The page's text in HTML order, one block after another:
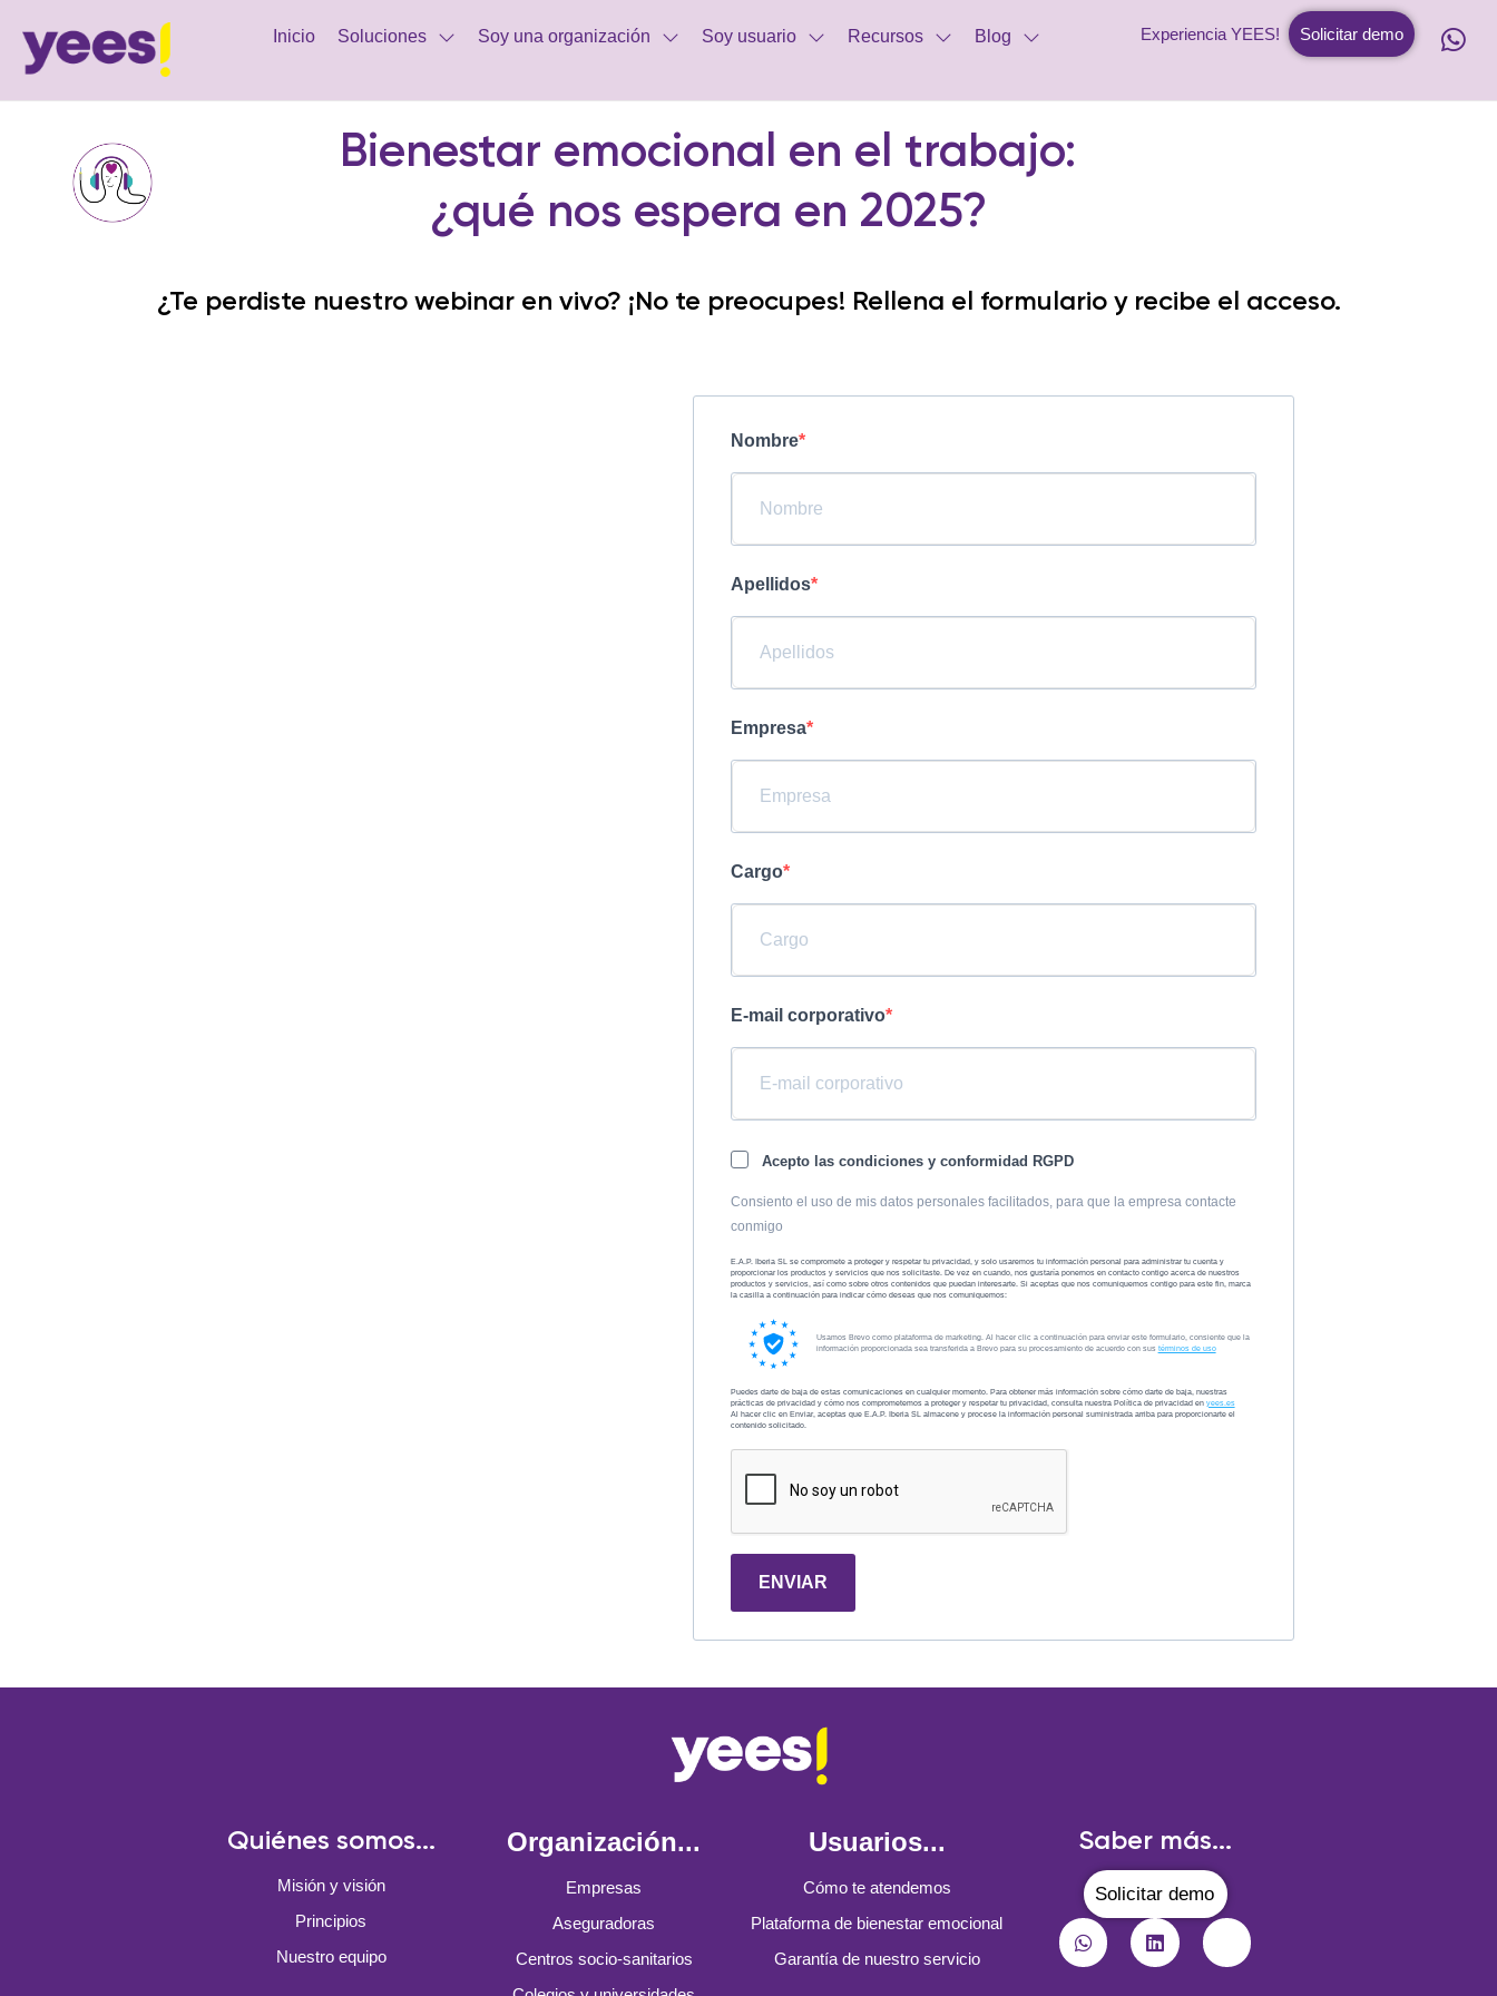
Inicio Soluciones Soy una organización Soy usuario Recursos Blog Experiencia YEES! Solicitar demo
Bienestar emocional en el trabajo:
¿qué nos espera en 2025?
¿Te perdiste nuestro webinar en vivo? ¡No te preocupes! Rellena el formulario y recibe el acceso.
Nombre
Apellidos
Empresa
Cargo
E-mail corporativo
Acepto las condiciones y conformidad RGPD
Consiento el uso de mis datos personales facilitados, para que la empresa contacte
conmigo
E.A.P. Iberia SL se compromete a proteger y respetar tu privacidad, y solo usaremos tu información personal para administrar tu cuenta y
proporcionar los productos y servicios que nos solicitaste. De vez en cuando, nos gustaría ponernos en contacto contigo acerca de nuestros
productos y servicios, así como sobre otros contenidos que puedan interesarte. Si aceptas que nos comuniquemos contigo para este fin, marca
la casilla a continuación para indicar cómo deseas que nos comuniquemos:
Usamos Brevo como plataforma de marketing. Al hacer clic a continuación para enviar este formulario, consiente que la
información proporcionada sea transferida a Brevo para su procesamiento de acuerdo con sus términos de uso
Puedes darte de baja de estas comunicaciones en cualquier momento. Para obtener más información sobre cómo darte de baja, nuestras
prácticas de privacidad y cómo nos comprometemos a proteger y respetar tu privacidad, consulta nuestra Política de privacidad en yees.es
Al hacer clic en Enviar, aceptas que E.A.P. Iberia SL almacene y procese la información personal suministrada arriba para proporcionarte el
contenido solicitado.
ENVIAR
Quiénes somos...
Misión y visión
Principios
Nuestro equipo
Organización...
Empresas
Aseguradoras
Centros socio-sanitarios
Usuarios...
Cómo te atendemos
Plataforma de bienestar emocional
Garantía de nuestro servicio
Saber más...
Solicitar demo